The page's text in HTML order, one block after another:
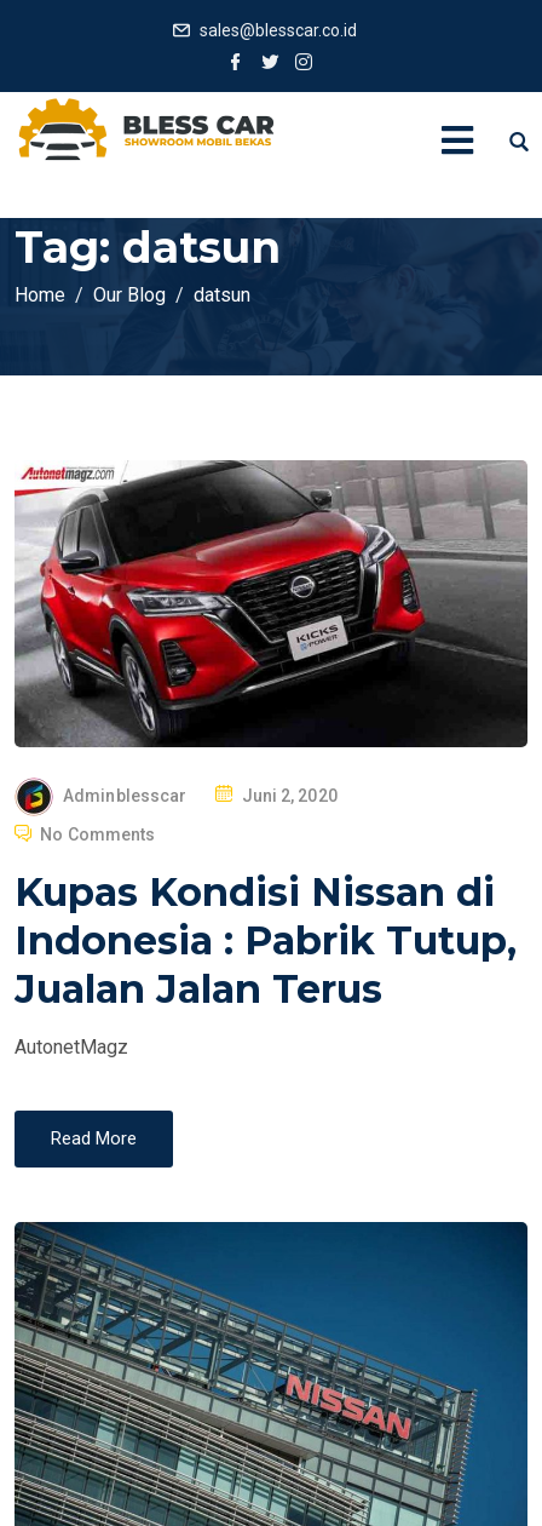
sales@blesscar.co.id
Tag: datsun
Home Our Blog datsun
Adminblesscar
T
O
Juni 2, 2020
No Comments
Kupas Kondisi Nissan di
Indonesia : Pabrik Tutup,
Jualan Jalan Terus
AutonetMagz
Read More